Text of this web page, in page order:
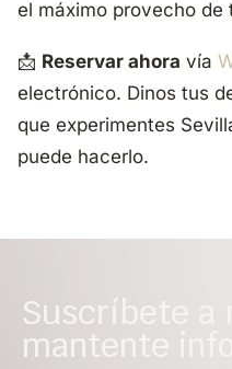
el máximo provecho de
📩 Reservar ahora vía
electrónico. Dinos tus
que experimentes
puede hacerlo.
Suscríbete a
mantente